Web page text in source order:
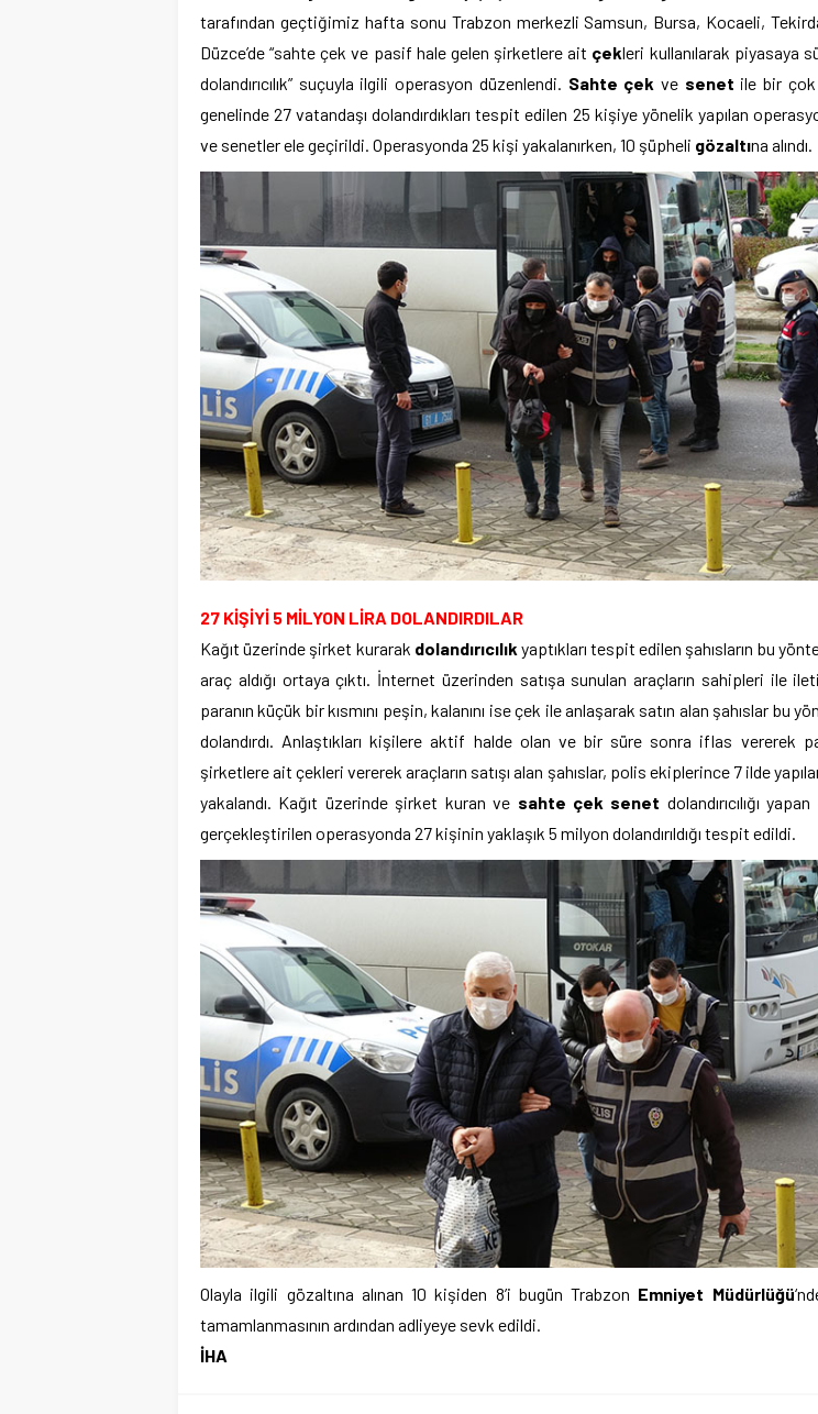
tarafından geçtiğimiz hafta sonu Trabzon merkezli Samsun, Bursa, Kocaeli,
Düzce’de “sahte çek ve pasif hale gelen şirketlere ait çekleri kullanılarak piyasaya
dolandırıcılık” suçuyla ilgili operasyon düzenlendi. Sahte çek ve senet ile bir çok
genelinde 27 vatandaşı dolandırdıkları tespit edilen 25 kişiye yönelik yapılan
ve senetler ele geçirildi. Operasyonda 25 kişi yakalanırken, 10 şüpheli gözaltına alındı.
27 KİŞİYİ 5 MİLYON LİRA DOLANDIRDILAR
Kağıt üzerinde şirket kurarak dolandırıcılık yaptıkları tespit edilen şahısların bu
araç aldığı ortaya çıktı. İnternet üzerinden satışa sunulan araçların sahipleri ile
paranın küçük bir kısmını peşin, kalanını ise çek ile anlaşarak satın alan şahıslar bu
dolandırdı. Anlaştıkları kişilere aktif halde olan ve bir süre sonra iflas vererek
şirketlere ait çekleri vererek araçların satışı alan şahıslar, polis ekiplerince 7 ilde
yakalandı. Kağıt üzerinde şirket kuran ve sahte çek senet dolandırıcılığı
gerçekleştirilen operasyonda 27 kişinin yaklaşık 5 milyon dolandırıldığı tespit edildi.
Olayla ilgili gözaltına alınan 10 kişiden 8’i bugün Trabzon Emniyet Müdürlüğü
tamamlanmasının ardından adliyeye sevk edildi.
İHA